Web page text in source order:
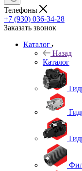
Телефоны
+7 (930) 036-34-28
Заказать звонок
Каталог
Назад
Каталог